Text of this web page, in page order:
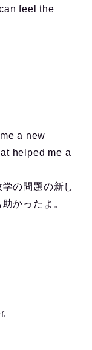
feel the
a new
helped me a
の問題の新し
かったよ。